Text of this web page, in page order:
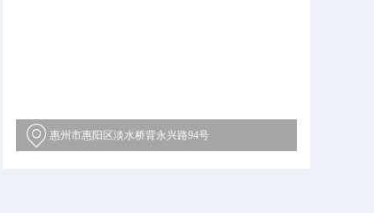
惠州市惠阳区淡水桥背永兴路94号